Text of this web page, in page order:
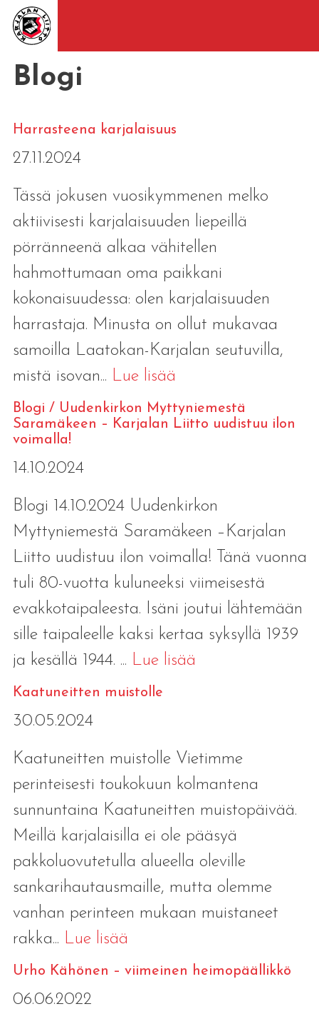
Blogi
Harrasteena karjalaisuus
27.11.2024
Tässä jokusen vuosikymmenen melko
aktiivisesti karjalaisuuden liepeillä
pörränneenä alkaa vähitellen
hahmottumaan oma paikkani
kokonaisuudessa: olen karjalaisuuden
harrastaja. Minusta on ollut mukavaa
samoilla Laatokan-Karjalan seutuvilla,
mistä isovan... Lue lisää
Blogi / Uudenkirkon Myttyniemestä
Saramäkeen – Karjalan Liitto uudistuu ilon
voimalla!
14.10.2024
Blogi 14.10.2024 Uudenkirkon
Myttyniemestä Saramäkeen –Karjalan
Liitto uudistuu ilon voimalla! Tänä vuonna
tuli 80-vuotta kuluneeksi viimeisestä
evakkotaipaleesta. Isäni joutui lähtemään
sille taipaleelle kaksi kertaa syksyllä 1939
ja kesällä 1944. ... Lue lisää
Kaatuneitten muistolle
30.05.2024
Kaatuneitten muistolle Vietimme
perinteisesti toukokuun kolmantena
sunnuntaina Kaatuneitten muistopäivää.
Meillä karjalaisilla ei ole pääsyä
pakkoluovutetulla alueella oleville
sankarihautausmaille, mutta olemme
vanhan perinteen mukaan muistaneet
rakka... Lue lisää
Urho Kähönen – viimeinen heimopäällikkö
06.06.2022